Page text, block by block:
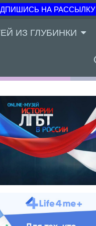
НА РАССЫЛКУ
ИЗ ГЛУБИНКИ